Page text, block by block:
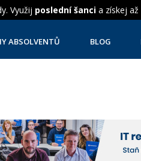
Využij poslední šanci a získej až
ABSOLVENTŮ BLOG